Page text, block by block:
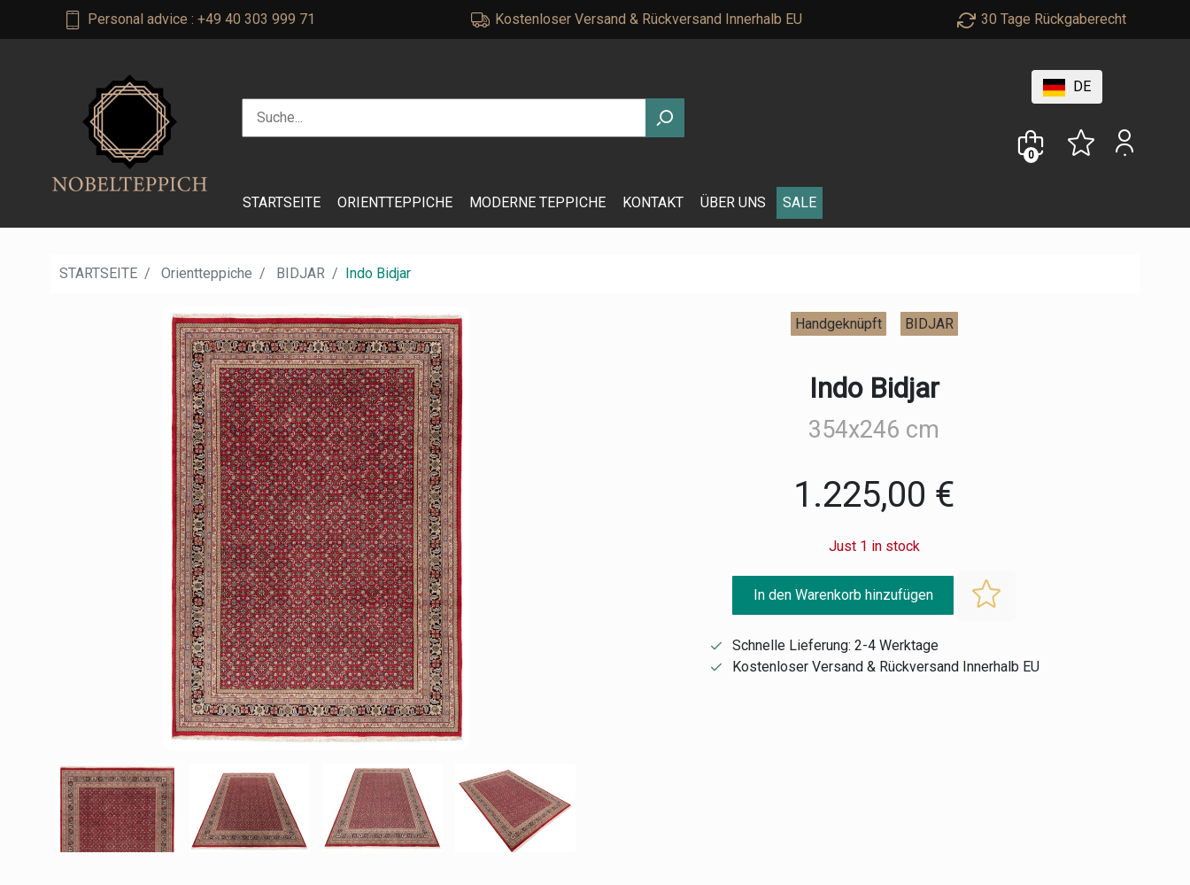
Personal advice : +49 40 303 999 71 Kostenloser Versand & Rückversand Innerhalb EU 30 Tage Rückgaberecht
DE
0
STARTSEITE ORIENTTEPPICHE MODERNE TEPPICHE KONTAKT ÜBER UNS SALE
STARTSEITE Orientteppiche BIDJAR Indo Bidjar
Handgeknüpft BIDJAR
Indo Bidjar
354x246 cm
1.225,00 €
Just 1 in stock
In den Warenkorb hinzufügen
Schnelle Lieferung: 2-4 Werktage
Kostenloser Versand & Rückversand Innerhalb EU